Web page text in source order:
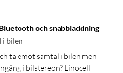
och snabbladdning
i bilen
ta emot samtal i bilen men
i bilstereon? Linocell